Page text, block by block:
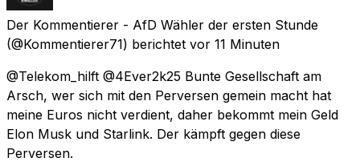
Der Kommentierer - AfD Wähler der ersten Stunde
(@Kommentierer71) berichtet vor 11 Minuten
@Telekom_hilft @4Ever2k25 Bunte Gesellschaft am
Arsch, wer sich mit den Perversen gemein macht hat
meine Euros nicht verdient, daher bekommt mein Geld
Elon Musk und Starlink. Der kämpft gegen diese
Perversen.